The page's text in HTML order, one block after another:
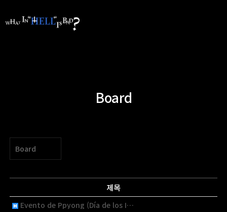
Board
Board
제목
Evento de Ppyong (Día de los I…